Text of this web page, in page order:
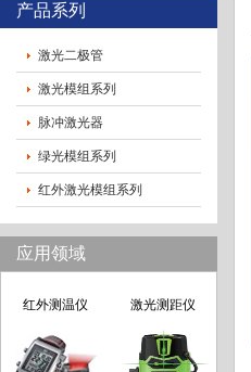
产品系列
激光二极管
激光模组系列
脉冲激光器
绿光模组系列
红外激光模组系列
应用领域
激光生发仪 长距离测距
舞台激光灯 激光电动工具
红外测温仪 激光测距仪